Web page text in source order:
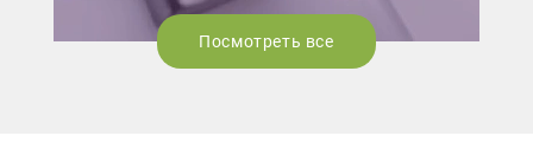
Посмотреть все